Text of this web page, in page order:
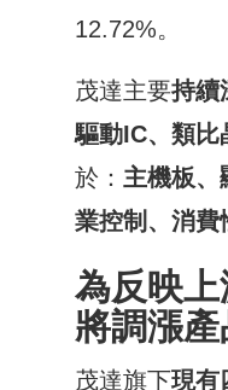
12.72%。
茂達主要持續
驅動IC、類比
於： 主機板、
業控制、消費
為反映
將調漲
茂達旗下現有